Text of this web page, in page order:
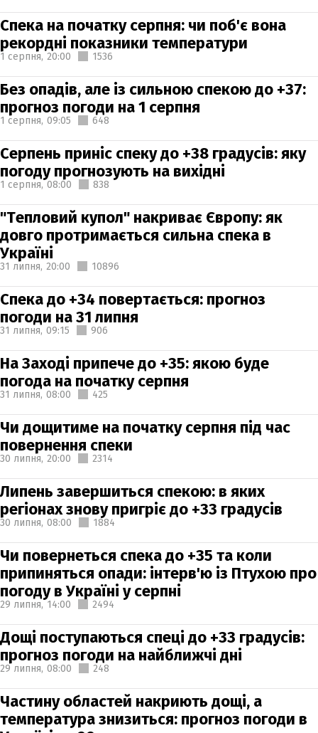
Спека на початку серпня: чи поб'є вона
рекордні показники температури
1 серпня, 20:00 1536
Без опадів, але із сильною спекою до +37:
прогноз погоди на 1 серпня
1 серпня, 09:05 648
Серпень приніс спеку до +38 градусів: яку
погоду прогнозують на вихідні
1 серпня, 08:00 838
"Тепловий купол" накриває Європу: як
довго протримається сильна спека в
Україні
31 липня, 20:00 10896
Спека до +34 повертається: прогноз
погоди на 31 липня
31 липня, 09:15 906
На Заході припече до +35: якою буде
погода на початку серпня
31 липня, 08:00 425
Чи дощитиме на початку серпня під час
повернення спеки
30 липня, 20:00 2314
Липень завершиться спекою: в яких
регіонах знову пригріє до +33 градусів
30 липня, 08:00 1884
Чи повернеться спека до +35 та коли
припиняться опади: інтерв'ю із Птухою про
погоду в Україні у серпні
29 липня, 14:00 2494
Дощі поступаються спеці до +33 градусів:
прогноз погоди на найближчі дні
29 липня, 08:00 248
Частину областей накриють дощі, а
температура знизиться: прогноз погоди в